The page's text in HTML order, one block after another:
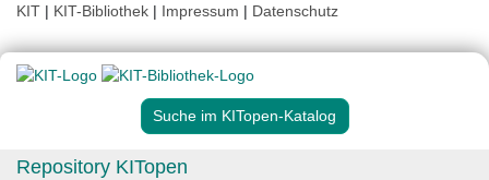
KIT | KIT-Bibliothek | Impressum | Datenschutz
Suche im KITopen-Katalog
Repository KITopen